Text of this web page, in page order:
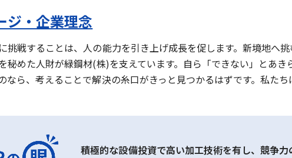
ジ・企業理念
挑戦することは、人の能力を引き上げ成長を促します。新境地へ
秘めた人財が緑鋼材(株)を支えています。自ら「できない」とあ
なら、考えることで解決の糸口がきっと見つかるはずです。私た
積極的な設備投資で高い加工技術を有し、競争